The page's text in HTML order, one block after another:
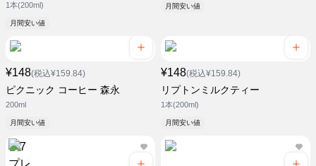
1本(200ml)
月間安い値
月間安い値
¥148(税込¥159.84)
ピクニック コーヒー 森永
200ml
月間安い値
¥148(税込¥159.84)
リプトンミルクティー
1本(200ml)
月間安い値